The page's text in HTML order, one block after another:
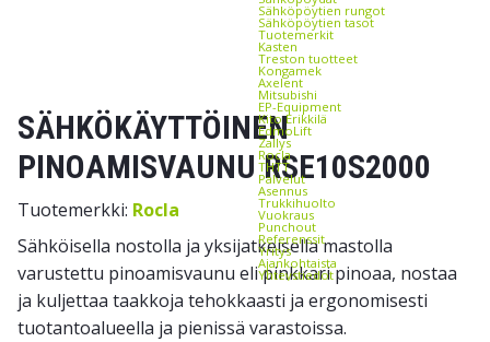
Sähköpöytien rungot
Sähköpöytien tasot
Tuotemerkit
Kasten
Treston tuotteet
Kongamek
Axelent
Mitsubishi
EP-Equipment
Kito Erikkilä
EdmoLift
Zallys
Rocla
THTT
Palvelut
Asennus
Trukkihuolto
Vuokraus
Punchout
Referenssit
Yritys
Ajankohtaista
Yhteystiedot
SÄHKÖKÄYTTÖINEN
PINOAMISVAUNU RSE10S2000
Tuotemerkki: Rocla
Sähköisella nostolla ja yksijatkeisella mastolla
varustettu pinoamisvaunu eli pinkkari pinoaa, nostaa
ja kuljettaa taakkoja tehokkaasti ja ergonomisesti
tuotantoalueella ja pienissä varastoissa.